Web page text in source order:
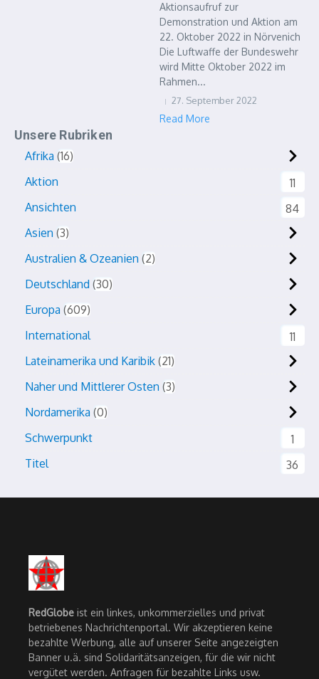
Aktionsaufruf zur
Demonstration und Aktion am
22. Oktober 2022 in Nörvenich
Die Luftwaffe der Bundeswehr
wird Mitte Oktober 2022 im
Rahmen...
27. September 2022
Read More
Unsere Rubriken
Afrika 16
Aktion
11
Ansichten
84
Asien 3
Australien & Ozeanien 2
Deutschland 30
Europa 609
International
11
Lateinamerika und Karibik 21
Naher und Mittlerer Osten 3
Nordamerika 0
Schwerpunkt
1
Titel
36
RedGlobe ist ein linkes, unkommerzielles und privat
betriebenes Nachrichtenportal. Wir akzeptieren keine
bezahlte Werbung, alle auf unserer Seite angezeigten
Banner u.ä. sind Solidaritätsanzeigen, für die wir nicht
vergütet werden. Anfragen für bezahlte Links usw.